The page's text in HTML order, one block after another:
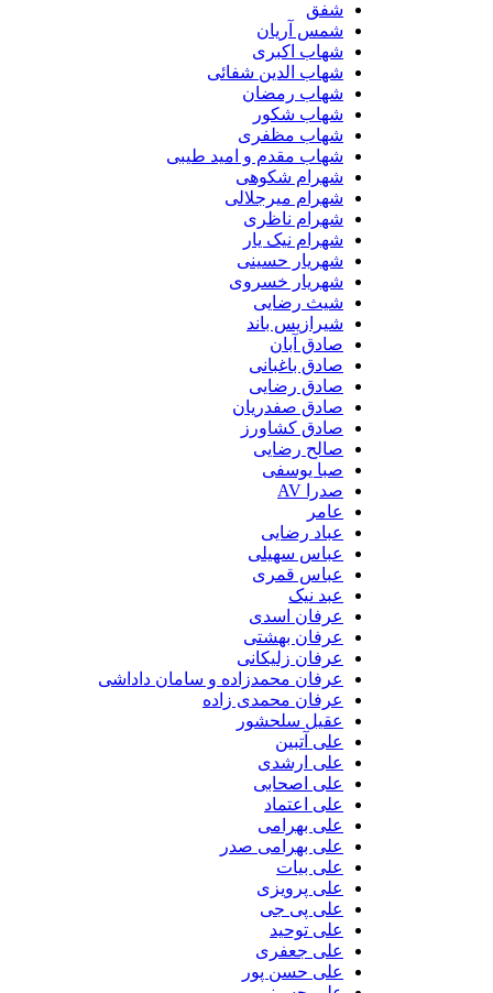
شفق
شمس آریان
شهاب اکبری
شهاب الدین شفائی
شهاب رمضان
شهاب شکور
شهاب مظفری
شهاب مقدم و امید طیبی
شهرام شکوهی
شهرام میرجلالی
شهرام ناظری
شهرام نیک یار
شهریار حسینی
شهریار خسروی
شیث رضایی
شیرازیس باند
صادق آبان
صادق باغبانی
صادق رضایی
صادق صفدریان
صادق کشاورز
صالح رضایی
صبا یوسفی
صدرا AV
عامر
عباد رضایی
عباس سهیلی
عباس قمری
عبد نیک
عرفان اسدی
عرفان بهشتی
عرفان زلیکانی
عرفان محمدزاده و سامان داداشی
عرفان محمدی زاده
عقیل سلحشور
علی آتبین
علی ارشدی
علی اصحابی
علی اعتماد
علی بهرامی
علی بهرامی صدر
علی بیات
علی پرویزی
علی پی جی
علی توحید
علی جعفری
علی حسن پور